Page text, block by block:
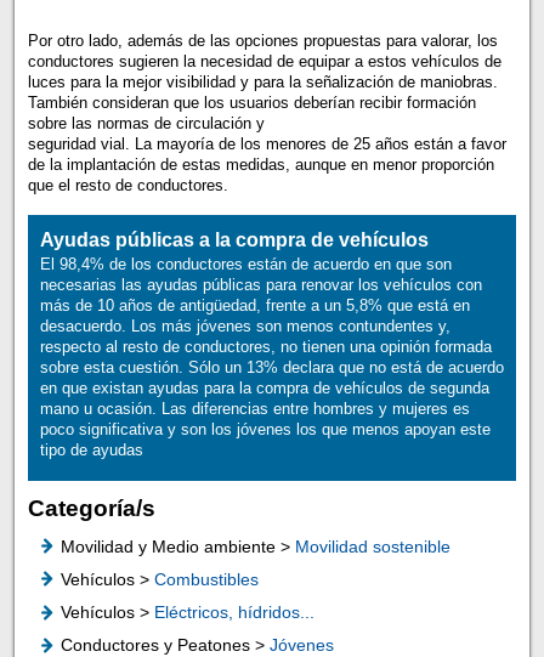
Por otro lado, además de las opciones propuestas para valorar, los
conductores sugieren la necesidad de equipar a estos vehículos de
luces para la mejor visibilidad y para la señalización de maniobras.
También consideran que los usuarios deberían recibir formación
sobre las normas de circulación y
seguridad vial. La mayoría de los menores de 25 años están a favor
de la implantación de estas medidas, aunque en menor proporción
que el resto de conductores.
Ayudas públicas a la compra de vehículos
El 98,4% de los conductores están de acuerdo en que son
necesarias las ayudas públicas para renovar los vehículos con
más de 10 años de antigüedad, frente a un 5,8% que está en
desacuerdo. Los más jóvenes son menos contundentes y,
respecto al resto de conductores, no tienen una opinión formada
sobre esta cuestión. Sólo un 13% declara que no está de acuerdo
en que existan ayudas para la compra de vehículos de segunda
mano u ocasión. Las diferencias entre hombres y mujeres es
poco significativa y son los jóvenes los que menos apoyan este
tipo de ayudas
Categoría/s
Movilidad y Medio ambiente > Movilidad sostenible
Vehículos > Combustibles
Vehículos > Eléctricos, hídridos...
Conductores y Peatones > Jóvenes